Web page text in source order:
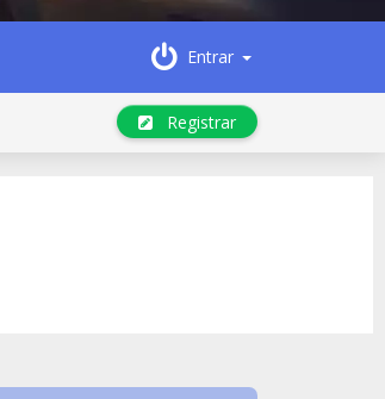
Entrar
Registrar